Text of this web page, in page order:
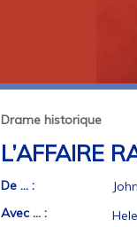
Drame historique
L’AFFAIRE
De ... :
Avec ... :